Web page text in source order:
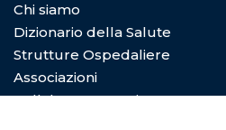
Chi siamo
Dizionario della Salute
Strutture Ospedaliere
Associazioni
Collabora con Noi